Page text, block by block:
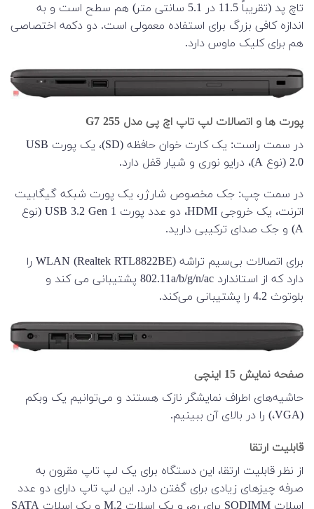
تاچ پد (تقریباً 11.5 در 5.1 سانتی متر) هم سطح است و به
اندازه کافی بزرگ برای استفاده معمولی است. دو دکمه اختصاصی
هم برای کلیک ماوس دارد.
پورت ها و اتصالات لپ تاپ اچ پی مدل 255 G7
در سمت راست: یک کارت خوان حافظه (SD)، یک پورت USB
2.0 (نوع A)، درایو نوری و شیار قفل دارد.
در سمت چپ: جک مخصوص شارژر، یک پورت شبکه گیگابیت
اترنت، یک خروجی HDMI، دو عدد پورت USB 3.2 Gen 1 (نوع
A) و جک صدای ترکیبی دارید.
برای اتصالات بی‌سیم تراشه WLAN (Realtek RTL8822BE) را
دارد که از استاندارد 802.11a/b/g/n/ac پشتیبانی می کند و
بلوتوث 4.2 را پشتیبانی می‌کند.
صفحه نمایش 15 اینچی
حاشیه‌های اطراف نمایشگر نازک هستند و می‌توانیم یک وبکم
(VGA،) را در بالای آن ببینیم.
قابلیت ارتقا
از نظر قابلیت ارتقا، این دستگاه برای یک لپ تاپ مقرون به
صرفه چیزهای زیادی برای گفتن دارد. این لپ تاپ دارای دو عدد